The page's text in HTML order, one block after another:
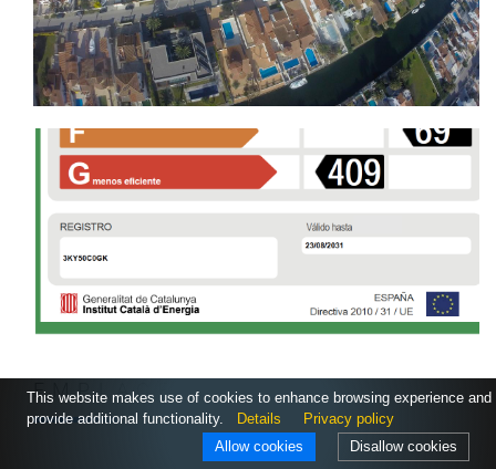
EMPLACEMENT
This website makes use of cookies to enhance browsing experience and
provide additional functionality.
Details
Privacy policy
Disallow cookies
Allow cookies